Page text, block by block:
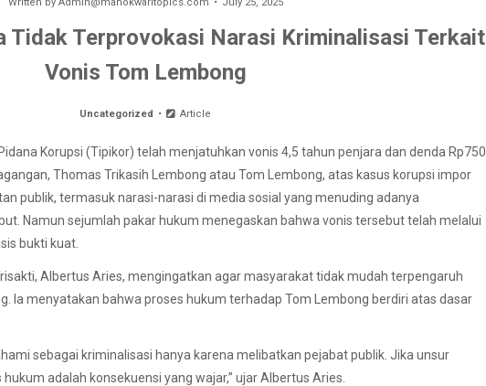
Tidak Terprovokasi Narasi Kriminalisasi Terkait
Vonis Tom Lembong
Uncategorized Article
Korupsi (Tipikor) telah menjatuhkan vonis 4,5 tahun penjara dan denda Rp750
Thomas Trikasih Lembong atau Tom Lembong, atas kasus korupsi impor
publik, termasuk narasi-narasi di media sosial yang menuding adanya
Namun sejumlah pakar hukum menegaskan bahwa vonis tersebut telah melalui
bukti kuat.
Albertus Aries, mengingatkan agar masyarakat tidak mudah terpengaruh
Ia menyatakan bahwa proses hukum terhadap Tom Lembong berdiri atas dasar
sebagai kriminalisasi hanya karena melibatkan pejabat publik. Jika unsur
adalah konsekuensi yang wajar,” ujar Albertus Aries.